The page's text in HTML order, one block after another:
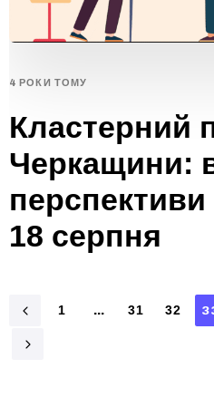
4 РОКИ ТОМУ
Кластерний
Черкащини:
перспективи
18 серпня
1 … 31 32